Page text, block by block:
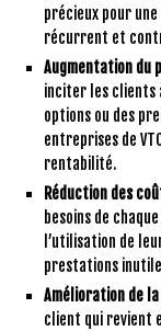
précieux pour
récurrent et
Augmentation du
inciter les clients
options ou des
entreprises de
rentabilité.
Réduction des
besoins de
l’utilisation de
prestations
Amélioration de
client qui revient